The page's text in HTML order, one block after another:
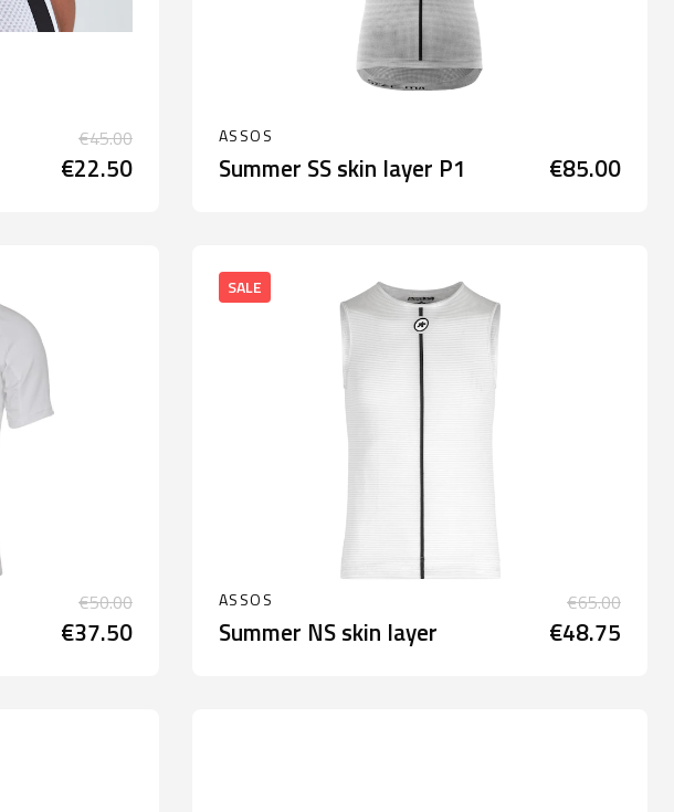
€45.00
€22.50
ASSOS
Summer SS skin layer P1 €85.00
€50.00
€37.50
SALE
ASSOS €65.00
Summer NS skin layer €48.75